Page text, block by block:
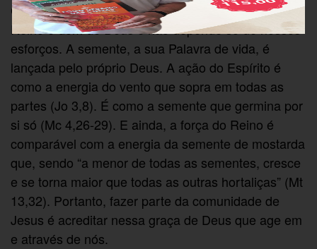
Com esta parábola, Jesus quer ensinar-nos que o
Reino é dom de Deus e não depende só de nossos
esforços. A semente, a sua Palavra de vida, é
lançada pelo próprio Deus. A ação do Espírito é
como a energia do vento que sopra em todas as
partes (Jo 3,8). É como a semente que germina por
si só (Mc 4,26-29). E ainda, a força do Reino é
comparável com a energia da semente de mostarda
que, sendo “a menor de todas as sementes, cresce
e se torna maior que todas as outras hortaliças” (Mt
13,32). Portanto, fazer parte da comunidade de
Jesus é acreditar nessa graça de Deus que age em
e através de nós.